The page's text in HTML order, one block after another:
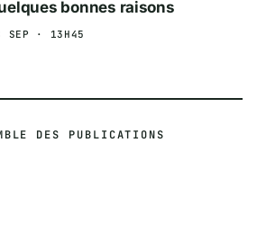
bonnes raisons
SEP · 13H45
DES PUBLICATIONS